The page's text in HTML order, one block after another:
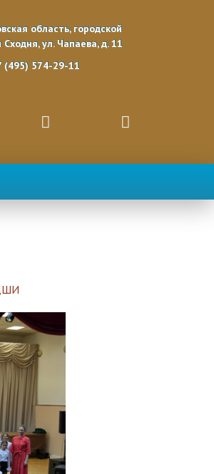
область, городской
ул. Чапаева, д. 11
(495) 574-29-11